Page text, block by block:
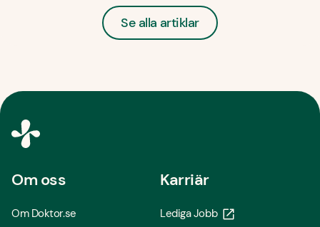
Se alla artiklar
Om oss
Om Doktor.se
Karriär
Lediga Jobb